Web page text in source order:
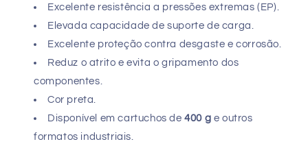
Excelente resistência a pressões extremas (EP).
Elevada capacidade de suporte de carga.
Excelente proteção contra desgaste e corrosão.
Reduz o atrito e evita o gripamento dos
componentes.
Cor preta.
Disponível em cartuchos de400 g e outros
formatos industriais.